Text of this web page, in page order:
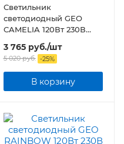
Светильник
светодиодный GEO
CAMELIA 120Вт 230В
3000-6500К 8400лм
500x40мм с пультом ДУ
3 765руб./шт
5 020руб. -25%
В корзину